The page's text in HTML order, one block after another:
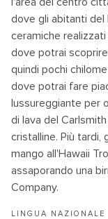
dove gli abitanti del
ceramiche realizzati
dove potrai
quindi pochi
dove potrai fare
lussureggiante per
di lava del
cristalline. Più tardi,
mango all'Hawaii
assaporando una
Company.
LINGUA NAZIONALE